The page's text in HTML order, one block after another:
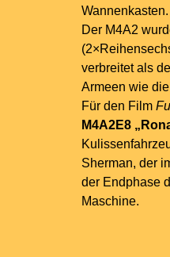
Wannenkasten.
Der M4A2
verbreitet als
Armeen wie
Für den Film
M4A2E8
Sherman, der
der Endphase
Maschine.